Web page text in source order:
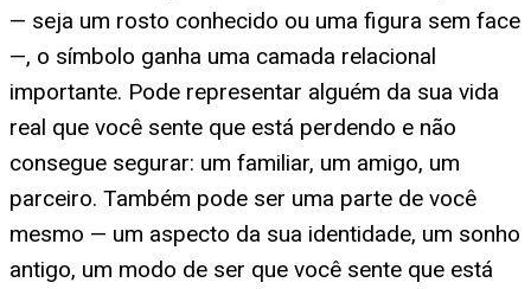
— seja um rosto conhecido ou uma figura sem face
—, o símbolo ganha uma camada relacional
importante. Pode representar alguém da sua vida
real que você sente que está perdendo e não
consegue segurar: um familiar, um amigo, um
parceiro. Também pode ser uma parte de você
mesmo — um aspecto da sua identidade, um sonho
antigo, um modo de ser que você sente que está